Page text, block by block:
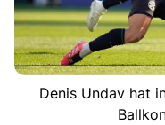
Denis Undav hat